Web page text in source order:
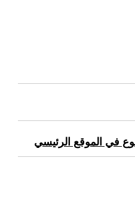
في الموقع الرئيسي